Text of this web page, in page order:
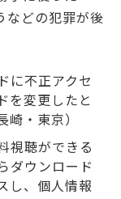
などの犯罪が後
に不正アクセ
を変更したと
・東京）
視聴ができる
ダウンロード
し、個人情報